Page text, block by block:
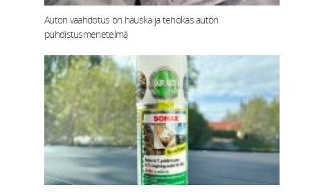
Auton vaahdotus on hauska ja tehokas auton
puhdistusmenetelmä